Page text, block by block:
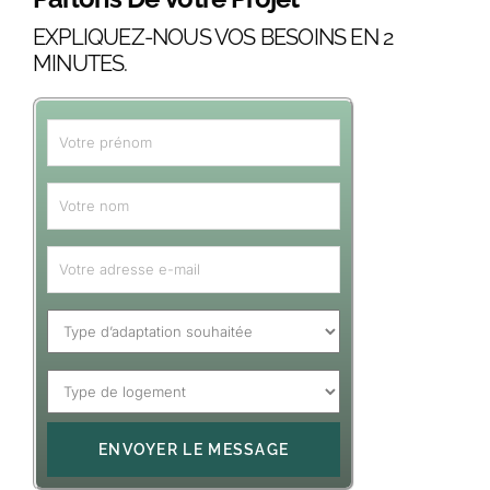
EXPLIQUEZ-NOUS VOS BESOINS EN 2
MINUTES.